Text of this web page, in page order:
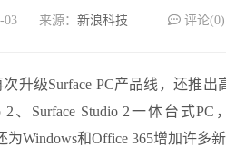
03 来源： 新浪科技 评论(0)
升级Surface PC产品线，还推
2、Surface Studio 2一体台式
Windows和Office 365增加许多新